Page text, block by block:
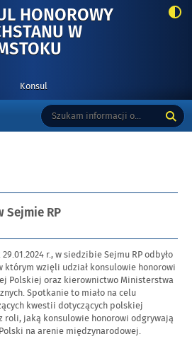
HONOROWY
W
SEJMIE
RP
Konsul
Wyszukiwarka
Tutaj
wpisz
szukaną
Sejmie RP
r., w siedzibie Sejmu RP odbyło
którym wzięli udział konsulowie honorowi
Polskiej oraz kierownictwo Ministerstwa
Spotkanie to miało na celu
kwestii dotyczących polskiej
roli, jaką konsulowie honorowi odgrywają
na arenie międzynarodowej.